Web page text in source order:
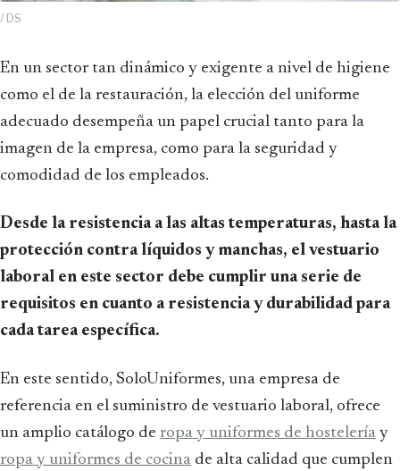
/ DS
En un sector tan dinámico y exigente a nivel de higiene
como el de la restauración, la elección del uniforme
adecuado desempeña un papel crucial tanto para la
imagen de la empresa, como para la seguridad y
comodidad de los empleados.
Desde la resistencia a las altas temperaturas, hasta la
protección contra líquidos y manchas, el vestuario
laboral en este sector debe cumplir una serie de
requisitos en cuanto a resistencia y durabilidad para
cada tarea específica.
En este sentido, SoloUniformes, una empresa de
referencia en el suministro de vestuario laboral, ofrece
un amplio catálogo de ropa y uniformes de hostelería y
ropa y uniformes de cocina de alta calidad que cumplen